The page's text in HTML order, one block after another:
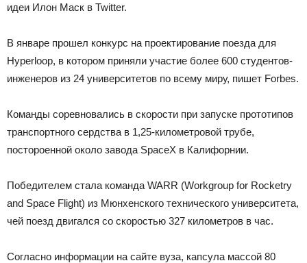
идеи Илон Маск в Twitter.
В январе прошел конкурс на проектирование поезда для
Hyperloop, в котором приняли участие более 600 студентов-
инженеров из 24 университетов по всему миру, пишет Forbes.
Команды соревновались в скорости при запуске прототипов
транспортного сердства в 1,25-километровой трубе,
постороенной около завода SpaceX в Калифорнии.
Победителем стала команда WARR (Workgroup for Rocketry
and Space Flight) из Мюнхенского технического университета,
чей поезд двигался со скоростью 327 километров в час.
Согласно информации на сайте вуза, капсула массой 80